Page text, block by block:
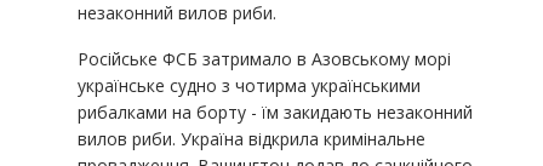
незаконний вилов риби.
Російське ФСБ затримало в Азовському морі
українське судно з чотирма українськими
рибалками на борту - їм закидають незаконний
вилов риби. Україна відкрила кримінальне